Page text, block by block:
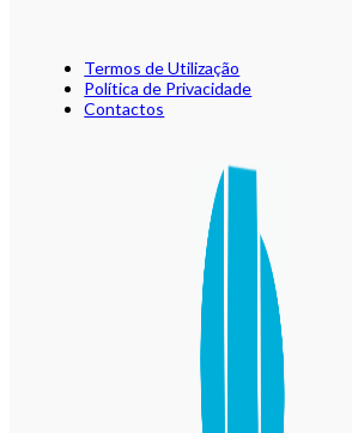
Termos de Utilização
Política de Privacidade
Contactos